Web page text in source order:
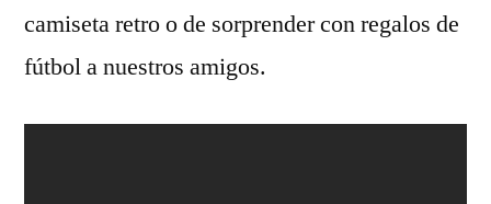
camiseta retro o de sorprender con regalos de
fútbol a nuestros amigos.